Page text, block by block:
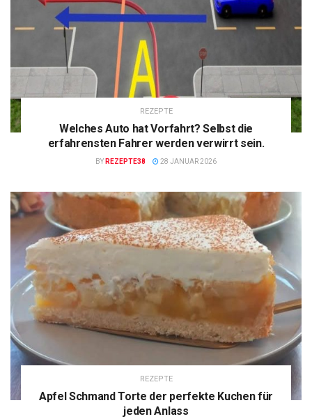
REZEPTE
Welches Auto hat Vorfahrt? Selbst die
erfahrensten Fahrer werden verwirrt sein.
BY REZEPTE38 28 JANUAR 2026
REZEPTE
Apfel Schmand Torte der perfekte Kuchen für
jeden Anlass